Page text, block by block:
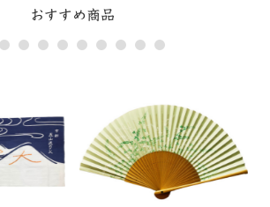
おすすめ商品
2 3 4 5 6 7 8 9 10